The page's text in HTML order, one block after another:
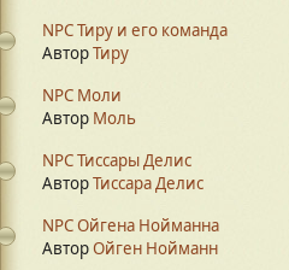
NPC Тиру и его команда
АвторТиру
NPC Моли
Автор Моль
NPC Тиссары Делис
АвторТиссара Делис
NPC Ойгена Нойманна
АвторОйген Нойманн